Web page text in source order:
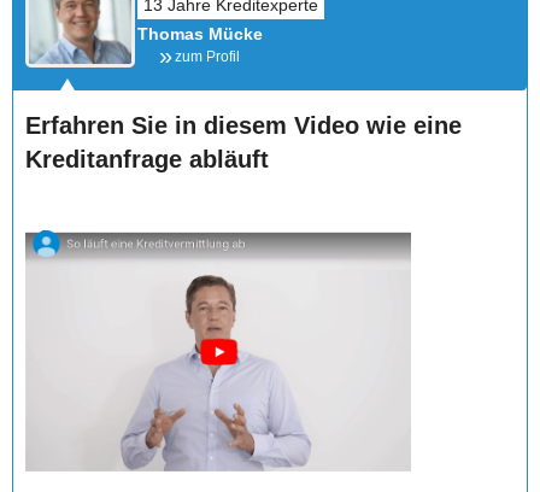
Thomas Mücke
zum Profil
Erfahren Sie in diesem Video wie eine
Kreditanfrage abläuft